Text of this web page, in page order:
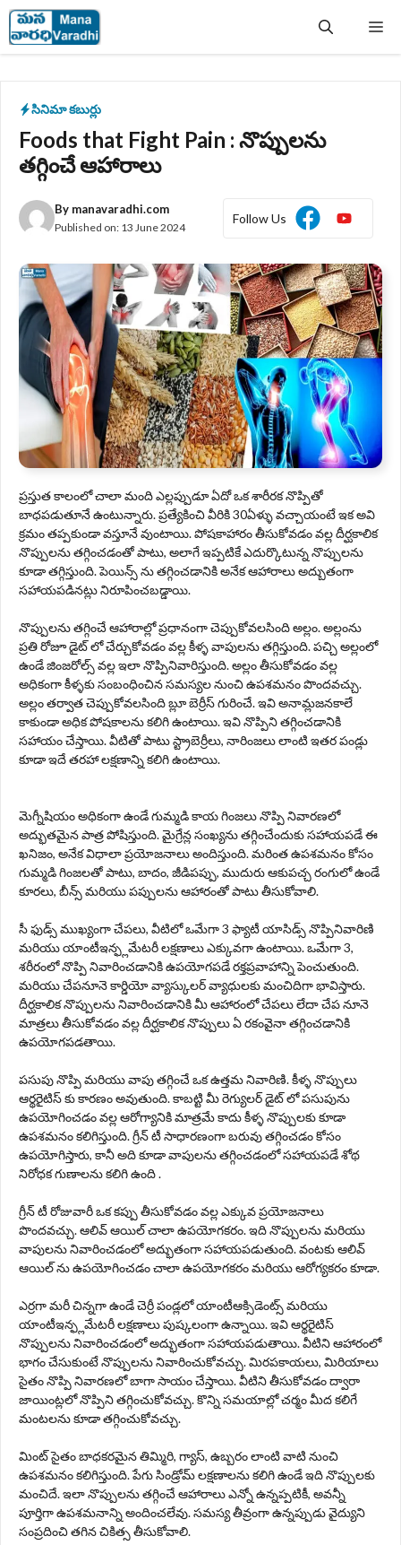
Skip
to
content
సినిమా కబుర్లు
Foods that Fight Pain : నొప్పులను
తగ్గించే ఆహారాలు
By manavaradhi.com
Published on: 13 June 2024
Follow Us
ప్రస్తుత కాలంలో చాలా మంది ఎల్లప్పుడూ ఏదో ఒక శారీరక నొప్పితో
బాధపడుతూనే ఉంటున్నారు. ప్రత్యేకించి వీరికి 30ఏళ్ళు వచ్చాయంటే ఇక అవి
క్రమం తప్పకుండా వస్తూనే వుంటాయి. పోషకాహారం తీసుకోవడం వల్ల దీర్ఘకాలిక
నొప్పులను తగ్గించడంతో పాటు, అలాగే ఇప్పటికే ఎదుర్కొటున్న నొప్పులను
కూడా తగ్గిస్తుంది. పెయిన్స్ ను తగ్గించడానికి అనేక ఆహారాలు అద్బుతంగా
సహాయపడినట్లు నిరూపించబడ్డాయి.
నొప్పులను తగ్గించే ఆహారాల్లో ప్రధానంగా చెప్పుకోవలసింది అల్లం. అల్లంను
ప్రతి రోజూ డైట్ లో చేర్చుకోవడం వల్ల కీళ్ళ వాపులను తగ్గిస్తుంది. పచ్చి అల్లంలో
ఉండే జింజరోల్స్ వల్ల ఇలా నొప్పినివారిస్తుంది. అల్లం తీసుకోవడం వల్ల
అధికంగా కీళ్ళకు సంబంధించిన సమస్యల నుంచి ఉపశమనం పొందవచ్చు.
అల్లం తర్వాత చెప్పుకోవలసింది బ్లూ బెర్రీస్ గురించే. ఇవి అనామ్లజనకాలే
కాకుండా అధిక పోషకాలను కలిగి ఉంటాయి. ఇవి నొప్పిని తగ్గించడానికి
సహాయం చేస్తాయి. వీటితో పాటు స్ట్రాబెర్రీలు, నారింజలు లాంటి ఇతర పండ్లు
కూడా ఇదే తరహా లక్షణాన్ని కలిగి ఉంటాయి.
మెగ్నీషియం అధికంగా ఉండే గుమ్మడి కాయ గింజలు నొప్పి నివారణలో
అద్భుతమైన పాత్ర పోషిస్తుంది. మైగ్రేన్ల సంఖ్యను తగ్గించేందుకు సహాయపడే ఈ
ఖనిజం, అనేక విధాలా ప్రయోజనాలు అందిస్తుంది. మరింత ఉపశమనం కోసం
గుమ్మడి గింజలతో పాటు, బాదం, జీడిపప్పు, ముదురు ఆకుపచ్చ రంగులో ఉండే
కూరలు, బీన్స్ మరియు పప్పులను ఆహారంతో పాటు తీసుకోవాలి.
సీ ఫుడ్స్ ముఖ్యంగా చేపలు, వీటిలో ఒమేగా 3 ఫ్యాటీ యాసిడ్స్ నొప్పినివారిణి
మరియు యాంటీఇన్ఫ్లమేటరీ లక్షణాలు ఎక్కువగా ఉంటాయి. ఒమేగా 3,
శరీరంలో నొప్పి నివారించడానికి ఉపయోగపడే రక్తప్రవాహాన్ని పెంచుతుంది.
మరియు చేపనూనె కార్డియో వ్యాస్కులర్ వ్యాధులకు మంచిదిగా భావిస్తారు.
దీర్ఘకాలిక నొప్పులను నివారించడానికి మీ ఆహారంలో చేపలు లేదా చేప నూనె
మాత్రలు తీసుకోవడం వల్ల దీర్ఘకాలిక నొప్పులు ఏ రకంవైనా తగ్గించడానికి
ఉపయోగపడతాయి.
పసుపు నొప్పి మరియు వాపు తగ్గించే ఒక ఉత్తమ నివారిణి. కీళ్ళ నొప్పులు
ఆర్థరైటిస్ కు కారణం అవుతుంది. కాబట్టి మీ రెగ్యులర్ డైట్ లో పసుపును
ఉపయోగించడం వల్ల ఆరోగ్యానికి మాత్రమే కాదు కీళ్ళ నొప్పులకు కూడా
ఉపశమనం కలిగిస్తుంది. గ్రీన్ టీ సాధారణంగా బరువు తగ్గించడం కోసం
ఉపయోగిస్తారు, కానీ అది కూడా వాపులను తగ్గించడంలో సహాయపడే శోథ
నిరోధక గుణాలను కలిగి ఉంది .
గ్రీన్ టీ రోజువారీ ఒక కప్పు తీసుకోవడం వల్ల ఎక్కువ ప్రయోజనాలు
పొందవచ్చు. ఆలివ్ ఆయిల్ చాలా ఉపయోగకరం. ఇది నొప్పులను మరియు
వాపులను నివారించడంలో అద్భుతంగా సహాయపడుతుంది. వంటకు ఆలివ్
ఆయిల్ ను ఉపయోగించడం చాలా ఉపయోగకరం మరియు ఆరోగ్యకరం కూడా.
ఎర్రగా మరీ చిన్నగా ఉండే చెర్రీ పండ్లలో యాంటీఆక్సిడెంట్స్ మరియు
యాంటీఇన్ఫ్లమేటరీ లక్షణాలు పుష్కలంగా ఉన్నాయి. ఇవి ఆర్థరైటిస్
నొప్పులను నివారించడంలో అద్భుతంగా సహాయపడుతాయి. వీటిని ఆహారంలో
భాగం చేసుకుంటే నొప్పులను నివారించుకోవచ్చు. మిరపకాయలు, మిరియాలు
సైతం నొప్పి నివారణలో బాగా సాయం చేస్తాయి. వీటిని తీసుకోవడం ద్వారా
జాయింట్లలో నొప్పిని తగ్గించుకోవచ్చు. కొన్ని సమయాల్లో చర్మం మీద కలిగే
మంటలను కూడా తగ్గించుకోవచ్చు.
మింట్ సైతం బాధకరమైన తిమ్మిరి, గ్యాస్, ఉబ్బరం లాంటి వాటి నుంచి
ఉపశమనం కలిగిస్తుంది. పేగు సిండ్రోమ్ లక్షణాలను కలిగి ఉండే ఇది నొప్పులకు
మంచిదే. ఇలా నొప్పులను తగ్గించే ఆహారాలు ఎన్నో ఉన్నప్పటికీ, అవన్నీ
పూర్తిగా ఉపశమనాన్ని అందించలేవు. సమస్య తీవ్రంగా ఉన్నప్పుడు వైద్యుని
సంప్రదించి తగిన చికిత్స తీసుకోవాలి.